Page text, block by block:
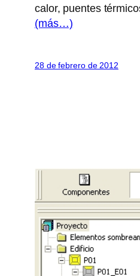
calor, puentes
(más…)
28 de febrero de 2012